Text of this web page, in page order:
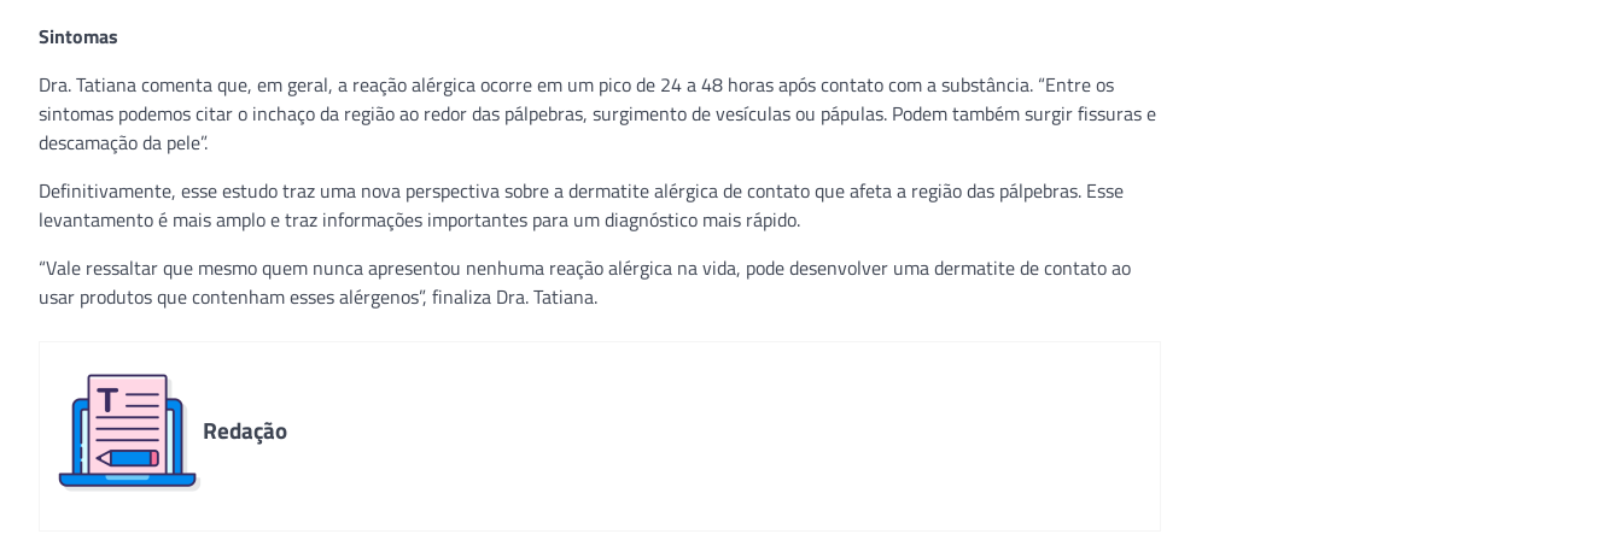
Sintomas
Dra. Tatiana comenta que, em geral, a reação alérgica ocorre em um pico de 24 a 48 horas após contato com a substância. “Entre os
sintomas podemos citar o inchaço da região ao redor das pálpebras, surgimento de vesículas ou pápulas. Podem também surgir fissuras e
descamação da pele”.
Definitivamente, esse estudo traz uma nova perspectiva sobre a dermatite alérgica de contato que afeta a região das pálpebras. Esse
levantamento é mais amplo e traz informações importantes para um diagnóstico mais rápido.
“Vale ressaltar que mesmo quem nunca apresentou nenhuma reação alérgica na vida, pode desenvolver uma dermatite de contato ao
usar produtos que contenham esses alérgenos”, finaliza Dra. Tatiana.
Redação